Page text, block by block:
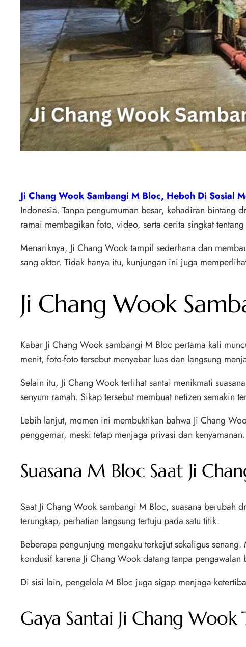
Ji Chang Wook Sambangi M Bloc, Heboh Di Sosial
Indonesia. Tanpa pengumuman besar, kehadiran bintang
ramai membagikan foto, video, serta cerita singkat
Menariknya, Ji Chang Wook tampil sederhana dan
sang aktor. Tidak hanya itu, kunjungan ini juga
Ji Chang Wook
Kabar Ji Chang Wook sambangi M Bloc pertama kali
menit, foto-foto tersebut menyebar luas dan langsung
Selain itu, Ji Chang Wook terlihat santai menikmati
senyum ramah. Sikap tersebut membuat netizen semakin
Lebih lanjut, momen ini membuktikan bahwa Ji Chang
penggemar, meski tetap menjaga privasi dan kenyamanan.
Suasana M Bloc Saat Ji
Saat Ji Chang Wook sambangi M Bloc, suasana berubah
terungkap, perhatian langsung tertuju pada satu titik.
Beberapa pengunjung mengaku terkejut sekaligus
kondusif karena Ji Chang Wook datang tanpa pengawalan
Di sisi lain, pengelola M Bloc juga sigap menjaga
Gaya Santai Ji Chang Wook